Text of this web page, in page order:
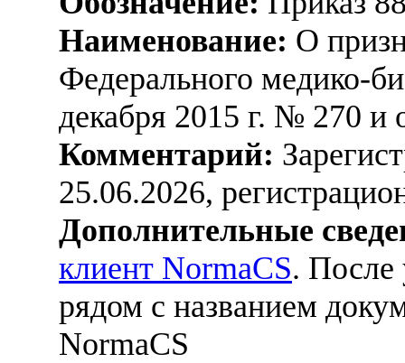
Наименование: О
Федерального медико-
декабря 2015 г. № 270 и
Комментарий:
25.06.2026,
Дополнительные
клиент NormaCS. После
рядом с названием
NormaCS